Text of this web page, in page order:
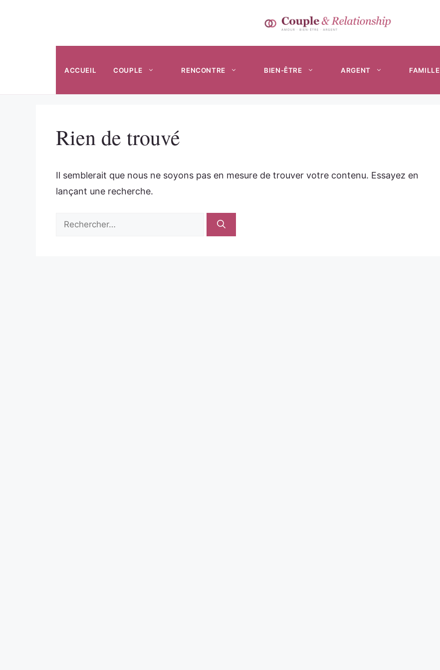
ACCUEIL COUPLE RENCONTRE BIEN-ÊTRE ARGENT FAMILLE
Rien de trouvé
Il semblerait que nous ne soyons pas en mesure de trouver votre contenu. Essayez en
lançant une recherche.
Rechercher :